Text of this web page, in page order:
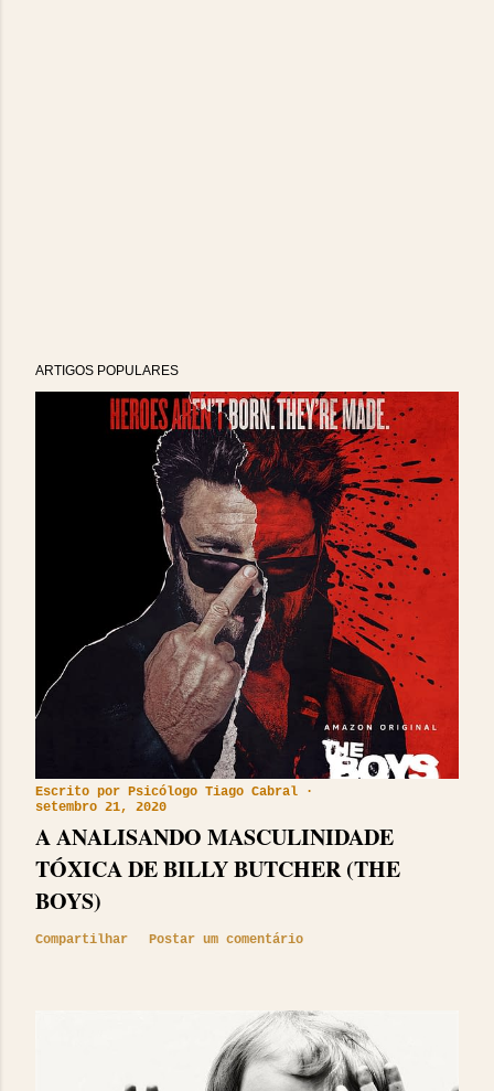
ARTIGOS POPULARES
Escrito por Psicólogo Tiago Cabral
setembro 21, 2020
A ANALISANDO MASCULINIDADE
TÓXICA DE BILLY BUTCHER (THE
BOYS)
Compartilhar Postar um comentário